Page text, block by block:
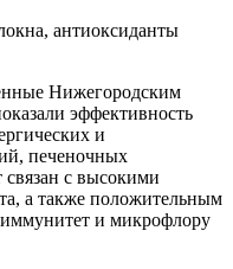
антиоксиданты
Нижегородским
эффективность
и
печеночных
с высокими
а также положительным
и микрофлору